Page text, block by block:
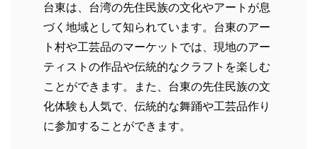
台東は、台湾の先住民族の文化やアートが息
づく地域として知られています。台東のアー
ト村や工芸品のマーケットでは、現地のアー
ティストの作品や伝統的なクラフトを楽しむ
ことができます。また、台東の先住民族の文
化体験も人気で、伝統的な舞踊や工芸品作り
に参加することができます。